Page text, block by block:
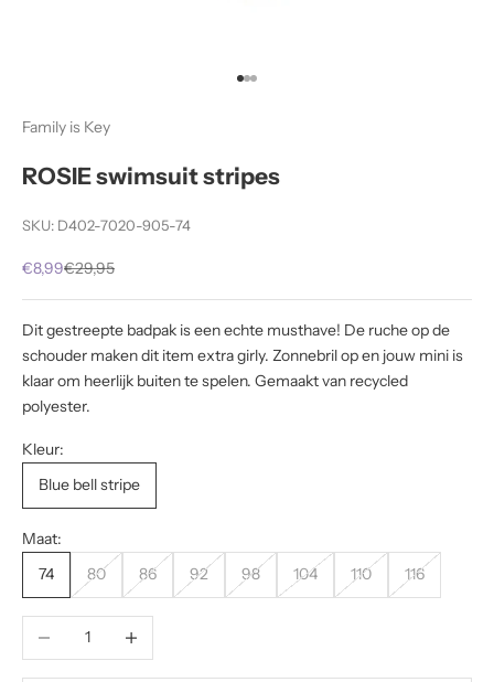
Naar artikel 1
Naar artikel 2
Naar artikel 3
Family is Key
ROSIE swimsuit stripes
SKU: D402-7020-905-74
Aanbiedingsprijs
€8,99Normale prijs
€29,95
Dit gestreepte badpak is een echte musthave! De ruche op de
schouder maken dit item extra girly. Zonnebril op en jouw mini is
klaar om heerlijk buiten te spelen. Gemaakt van recycled
polyester.
Kleur:
Blue bell stripe
Maat:
74
80 86 92 98 104 110 116
Aantal verlagen